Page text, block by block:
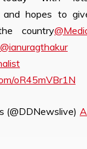
and hopes to
country
@ianuragthakur
oR45mVBr1N